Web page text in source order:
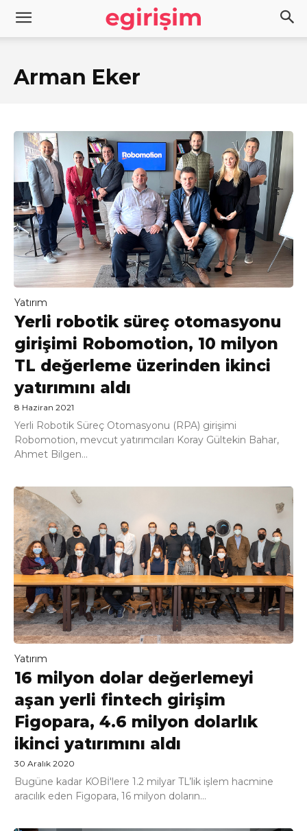
Arman Eker
Yatırım
Yerli robotik süreç otomasyonu
girişimi Robomotion, 10 milyon
TL değerleme üzerinden ikinci
yatırımını aldı
8 Haziran 2021
Yerli Robotik Süreç Otomasyonu (RPA) girişimi
Robomotion, mevcut yatırımcıları Koray Gültekin Bahar,
Ahmet Bilgen...
Yatırım
16 milyon dolar değerlemeyi
aşan yerli fintech girişim
Figopara, 4.6 milyon dolarlık
ikinci yatırımını aldı
30 Aralık 2020
Bugüne kadar KOBİ'lere 1.2 milyar TL’lik işlem hacmine
aracılık eden Figopara, 16 milyon doların...